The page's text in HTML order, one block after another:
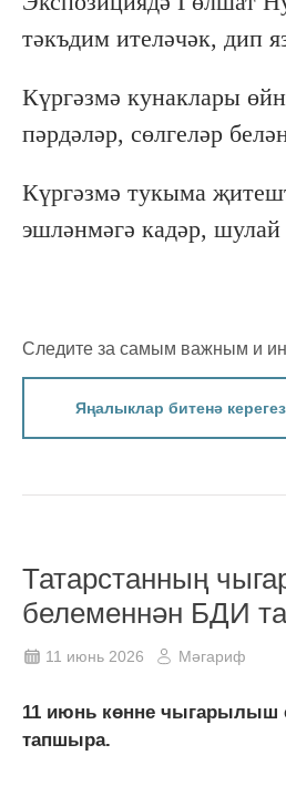
тәкъдим ителәчәк, дип
Күргәзмә кунаклары
пәрдәләр, сөлгеләр
Күргәзмә тукыма
эшләнмәгә кадәр,
Следите за самым важным и
Яңалыклар битенә керегез
Татарстанның
белеменнән БДИ
11 июнь 2026 Мәгариф
11 июнь көнне чыгарылыш
тапшыра.